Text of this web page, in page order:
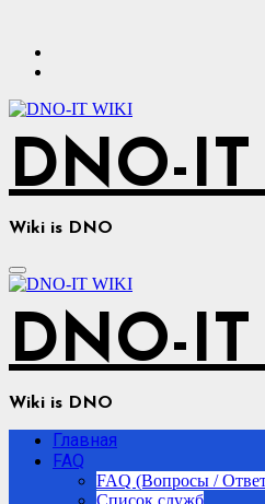
содержимому
DNO-
Wiki is DNO
DNO-
Wiki is DNO
Главная
FAQ
FAQ (Вопросы /
Список служб